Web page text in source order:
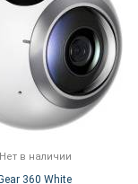
Нет в наличии
360 White